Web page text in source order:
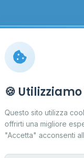
Per
🍪
Questo sito utilizza
offrirti una migliore
"Accetta" acconsenti